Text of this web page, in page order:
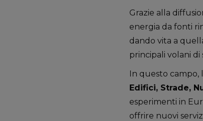
Grazie alla
energia da fonti
dando vita a
principali volani
In questo campo,
Edifici, Strade,
esperimenti in
offrire nuovi